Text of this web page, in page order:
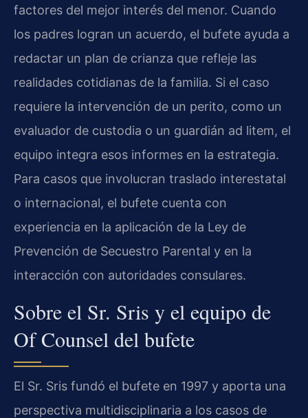
factores del mejor interés del menor. Cuando
los padres logran un acuerdo, el bufete ayuda a
redactar un plan de crianza que refleje las
realidades cotidianas de la familia. Si el caso
requiere la intervención de un perito, como un
evaluador de custodia o un guardián ad litem, el
equipo integra esos informes en la estrategia.
Para casos que involucran traslado interestatal
o internacional, el bufete cuenta con
experiencia en la aplicación de la Ley de
Prevención de Secuestro Parental y en la
interacción con autoridades consulares.
Sobre el Sr. Sris y el equipo de
Of Counsel del bufete
El Sr. Sris fundó el bufete en 1997 y aporta una
perspectiva multidisciplinaria a los casos de